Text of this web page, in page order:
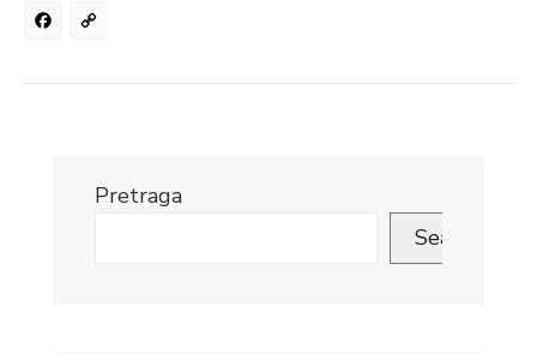
Facebook
Pretraga
Search